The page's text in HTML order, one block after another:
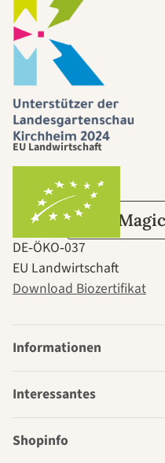
Über
EU Landwirtschaft
DE‑ÖKO‑037
EU Landwirtschaft
Download Biozertifikat
Informationen
Interessantes
Shopinfo